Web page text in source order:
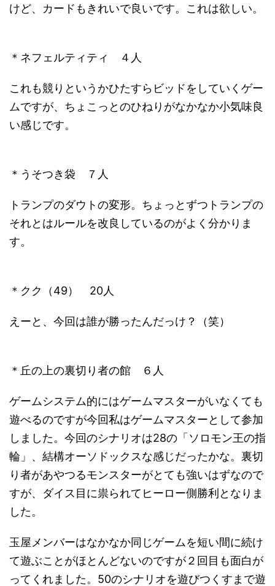
けど、カードもきれいで良いです。これは欲しい。
＊ネフェルティティ ４人
これも競りというかひたすらビッドをしていくゲー
ムですが、ちょこっとのひねりがなかなか小気味良
い感じです。
＊うそつき袋 ７人
トランプのダウトの変形。ちょっとずつトランプの
それとはルールを改良しているのがよく分かりま
す。
＊クク（49） 20人
えーと、今回は誰が勝ったんだっけ？（笑）
＊丘の上の裏切り者の館 ６人
ゲームシステム的にはゲームマスターがいなくても
遊べるのですが今回私はゲームマスターとして参加
しました。今回のシナリオは28の「ソロモン王の指
輪」、結構オーソドックスな感じだったかな。裏切
り者があやつるモンスターがとても強いはずなので
すが、ダイス目に祟られてヒーロー側勝利となりま
した。
玉屋メンバーはなかなか同じゲームを短い間に続け
て遊ぶことがほとんどないのですが２回目も面白が
ってくれました。50のシナリオを遊びつくすまで遊